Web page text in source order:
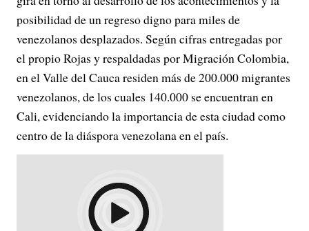
posibilidad de un regreso digno para miles de
venezolanos desplazados. Según cifras entregadas por
el propio Rojas y respaldadas por Migración Colombia,
en el Valle del Cauca residen más de 200.000 migrantes
venezolanos, de los cuales 140.000 se encuentran en
Cali, evidenciando la importancia de esta ciudad como
centro de la diáspora venezolana en el país.